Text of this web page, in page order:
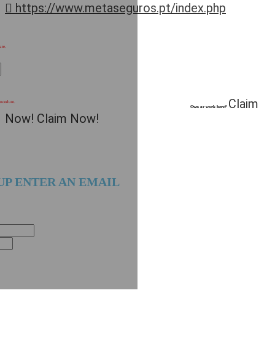
https://www.metaseguros.pt/index.php
Own or work here? Claim
Now! Claim Now!
ENTER AN EMAIL